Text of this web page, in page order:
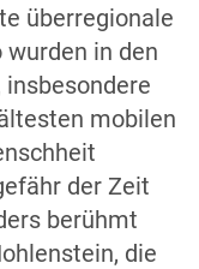
überregionale
wurden in den
insbesondere
mobilen
der Zeit
berühmt
die